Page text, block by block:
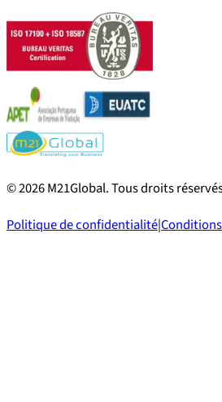
©2026M21Global.Tous droits
Politique de confidentialité|